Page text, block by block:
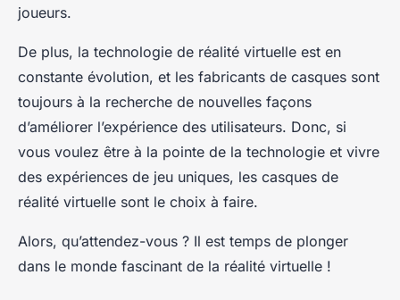
joueurs.
De plus, la technologie de réalité virtuelle est en
constante évolution, et les fabricants de casques sont
toujours à la recherche de nouvelles façons
d’améliorer l’expérience des utilisateurs. Donc, si
vous voulez être à la pointe de la technologie et vivre
des expériences de jeu uniques, les casques de
réalité virtuelle sont le choix à faire.
Alors, qu’attendez-vous ? Il est temps de plonger
dans le monde fascinant de la réalité virtuelle !